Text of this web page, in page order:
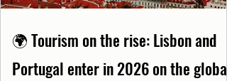
🌍 Tourism on the rise: Lisbon and
Portugal enter in 2026 on the global